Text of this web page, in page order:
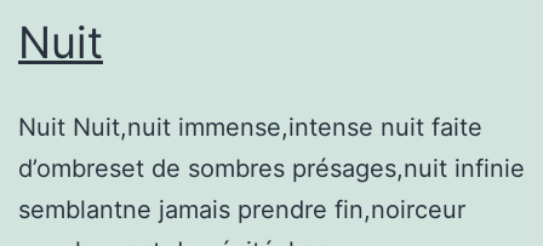
Nuit
Nuit Nuit,nuit immense,intense nuit faite
d’ombreset de sombres présages,nuit infinie
semblantne jamais prendre fin,noirceur